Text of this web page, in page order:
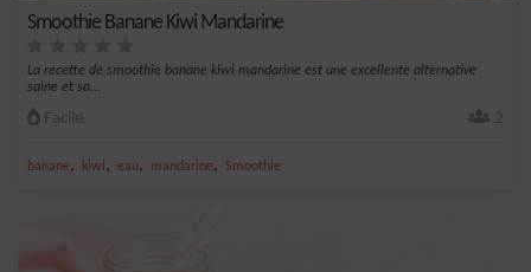
Smoothie Banane Kiwi Mandarine
La recette de smoothie banane kiwi mandarine est une excellente alternative
saine et sa...
Facile 2
banane, kiwi, eau, mandarine, Smoothie